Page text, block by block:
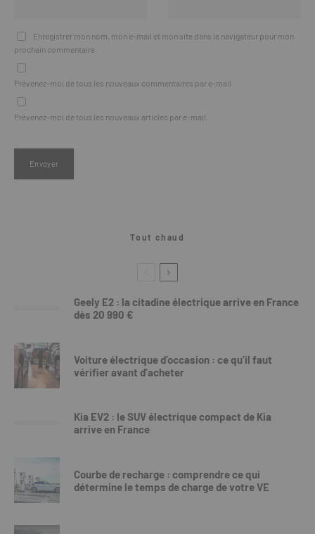
Enregistrer mon nom, mon e-mail et mon site dans le navigateur pour mon
prochain commentaire.
Prévenez-moi de tous les nouveaux commentaires par e-mail.
Prévenez-moi de tous les nouveaux articles par e-mail.
Tout chaud
Geely E2 : la citadine électrique arrive en France
dès 20 990 €
Voiture électrique d’occasion : ce qu’il faut
vérifier avant d’acheter
Kia EV2 : le SUV électrique compact de Kia
arrive en France
Courbe de recharge : comprendre ce qui
détermine le temps de charge de votre VE